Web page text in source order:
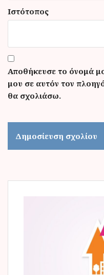
Ιστότοπος
Αποθήκευσε το όνομά
μου σε αυτόν τον
θα σχολιάσω.